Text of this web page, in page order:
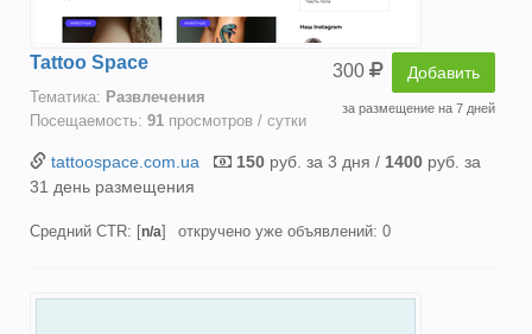
300 Добавить
за размещение на 7 дней
Tattoo Space
Тематика: Развлечения
Посещаемость: 91 просмотров / сутки
tattoospace.com.ua 150 руб. за 3 дня / 1400 руб. за
31 день размещения
Средний CTR: [n/a] откручено уже объявлений: 0